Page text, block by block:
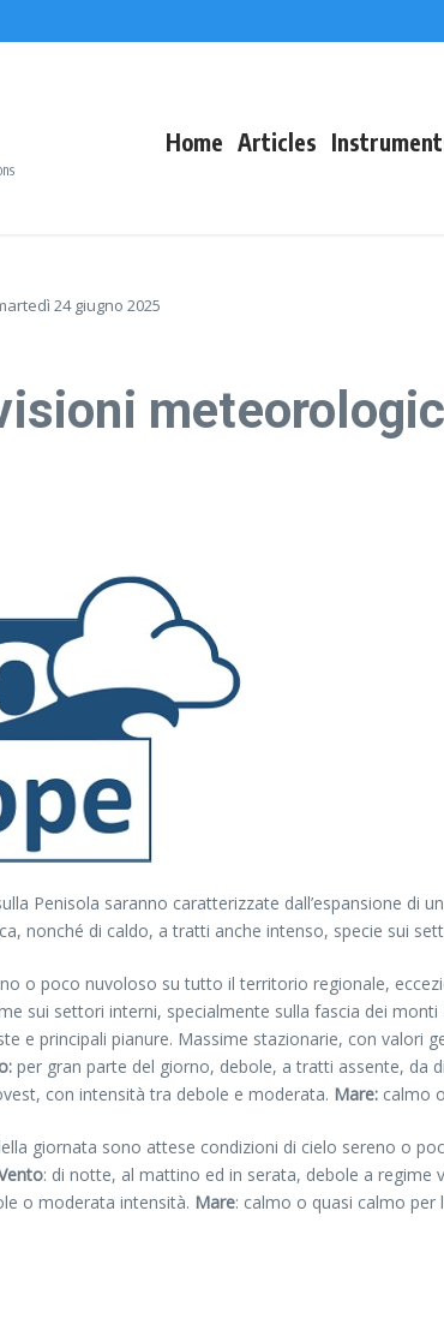
Home Articles
24 giugno 2025
Penisola saranno caratterizzate dall’espansione di
nonché di caldo, a tratti anche intenso, specie sui
o poco nuvoloso su tutto il territorio regionale,
sui settori interni, specialmente sulla fascia dei monti
e principali pianure. Massime stazionarie, con valori
per gran parte del giorno, debole, a tratti assente, da
con intensità tra debole e moderata. Mare: calmo
giornata sono attese condizioni di cielo sereno o
: di notte, al mattino ed in serata, debole a regime
o moderata intensità. Mare: calmo o quasi calmo per